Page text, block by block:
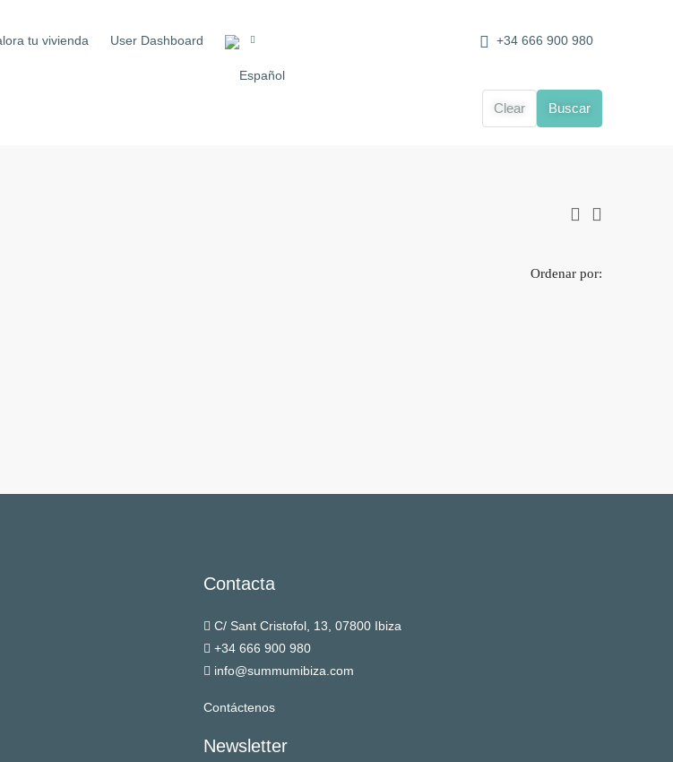
tu vivienda User Dashboard +34 666 900 980
Clear Buscar
Ordenar por:
Contacta
C/ Sant Cristofol, 13, 07800 Ibiza
+34 666 900 980
info@summumibiza.com
Contáctenos
Newsletter